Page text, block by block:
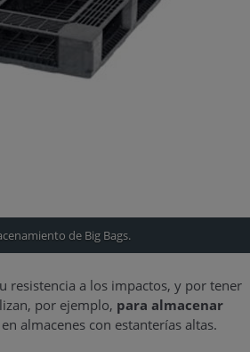
de Big Bags.
resistencia a los impactos, y por tener
por ejemplo, para almacenar
almacenes con estanterías altas.